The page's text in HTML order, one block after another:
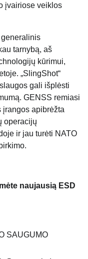
įvairiose veiklos
generalinis
tarnybą, aš
kūrimui,
„SlingShot“
gali išplėsti
GENSS remiasi
įrangos apibrėžta
operacijų
ir jau turėti NATO
naujausią ESD
SAUGUMO